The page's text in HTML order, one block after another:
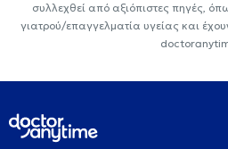
συλλεχθεί από αξιόπιστες πηγές,
γιατρού/επαγγελματία υγείας και